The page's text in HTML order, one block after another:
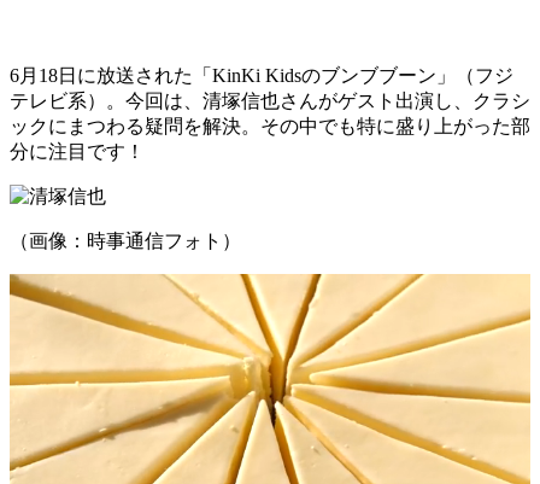
6月18日に放送された「KinKi Kidsのブンブブーン」（フジ
テレビ系）。今回は、清塚信也さんがゲスト出演し、クラシ
ックにまつわる疑問を解決。その中でも特に盛り上がった部
分に注目です！
（画像：時事通信フォト）